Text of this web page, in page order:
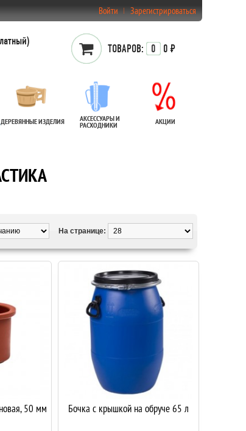
Войти Зарегистрироваться
ТОВАРОВ: 0 0 ₽
ДЕРЕВЯННЫЕ ИЗДЕЛИЯ АКСЕССУАРЫ И
РАСХОДНИКИ АКЦИИ
На странице:
50 мм Бочка с крышкой на обруче 65 л